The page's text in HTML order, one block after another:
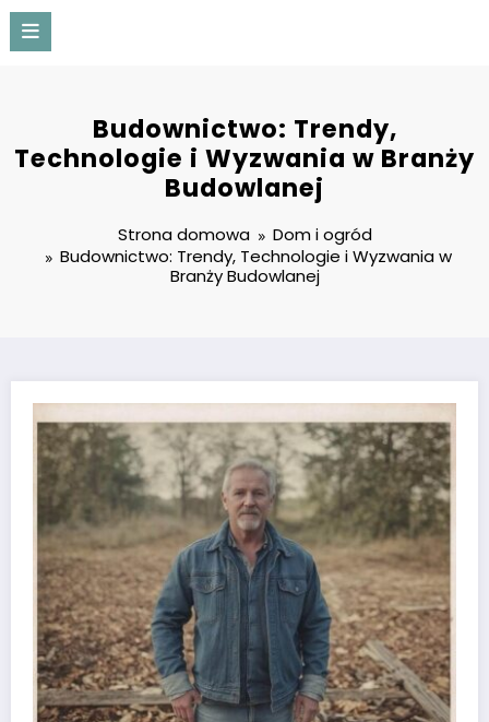
Przejdź
treści
Budownictwo: Trendy,
Technologie i Wyzwania w Branży
Budowlanej
Strona domowa
Dom i ogród
Budownictwo: Trendy, Technologie i Wyzwania w
Branży Budowlanej